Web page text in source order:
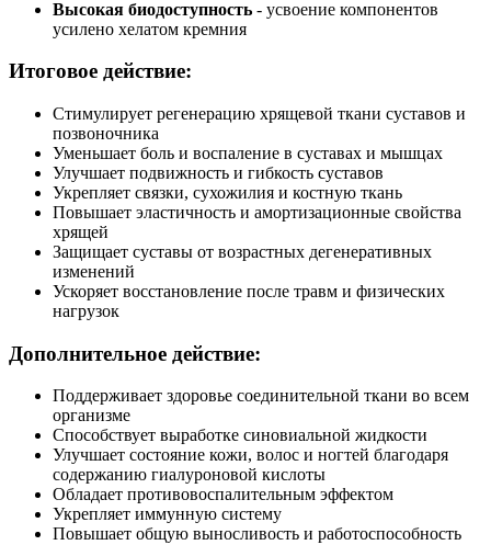
Высокая биодоступность - усвоение компонентов
усилено хелатом кремния
Итоговое действие:
Стимулирует регенерацию хрящевой ткани суставов и
позвоночника
Уменьшает боль и воспаление в суставах и мышцах
Улучшает подвижность и гибкость суставов
Укрепляет связки, сухожилия и костную ткань
Повышает эластичность и амортизационные свойства
хрящей
Защищает суставы от возрастных дегенеративных
изменений
Ускоряет восстановление после травм и физических
нагрузок
Дополнительное действие:
Поддерживает здоровье соединительной ткани во всем
организме
Способствует выработке синовиальной жидкости
Улучшает состояние кожи, волос и ногтей благодаря
содержанию гиалуроновой кислоты
Обладает противовоспалительным эффектом
Укрепляет иммунную систему
Повышает общую выносливость и работоспособность